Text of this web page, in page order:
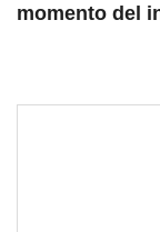
momento del